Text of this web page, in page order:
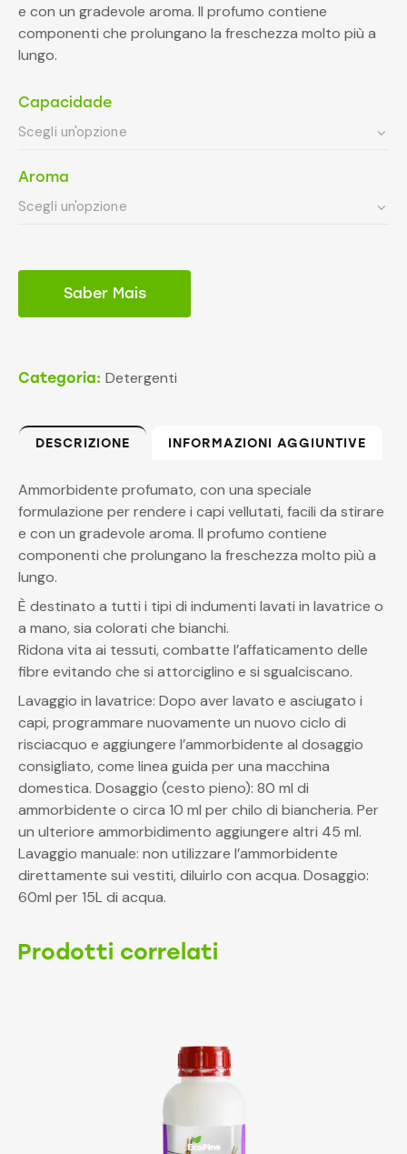
e con un gradevole aroma. Il profumo contiene
componenti che prolungano la freschezza molto più a
lungo.
Capacidade
Aroma
Saber Mais
Categoria: Detergenti
DESCRIZIONE INFORMAZIONI AGGIUNTIVE
Ammorbidente profumato, con una speciale
formulazione per rendere i capi vellutati, facili da stirare
e con un gradevole aroma. Il profumo contiene
componenti che prolungano la freschezza molto più a
lungo.
È destinato a tutti i tipi di indumenti lavati in lavatrice o
a mano, sia colorati che bianchi.
Ridona vita ai tessuti, combatte l’affaticamento delle
fibre evitando che si attorciglino e si sgualciscano.
Lavaggio in lavatrice: Dopo aver lavato e asciugato i
capi, programmare nuovamente un nuovo ciclo di
risciacquo e aggiungere l’ammorbidente al dosaggio
consigliato, come linea guida per una macchina
domestica. Dosaggio (cesto pieno): 80 ml di
ammorbidente o circa 10 ml per chilo di biancheria. Per
un ulteriore ammorbidimento aggiungere altri 45 ml.
Lavaggio manuale: non utilizzare l’ammorbidente
direttamente sui vestiti, diluirlo con acqua. Dosaggio:
60ml per 15L di acqua.
Prodotti correlati